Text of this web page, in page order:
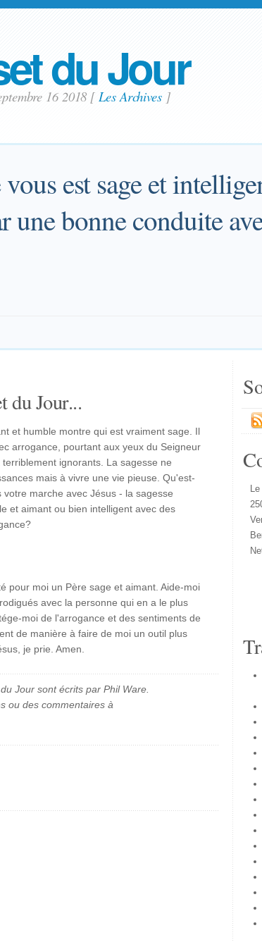
du Jour
16 2018 [Les Archives]
est sage et
une bonne conduite
du Jour...
et humble montre qui est vraiment sage. Il
arrogance, pourtant aux yeux du Seigneur
ignorants. La sagesse ne
mais à vivre une vie pieuse. Qu'est-
marche avec Jésus - la sagesse
et aimant ou bien intelligent avec des
pour moi un Père sage et aimant. Aide-moi
avec la personne qui en a le plus
moi de l'arrogance et des sentiments de
de manière à faire de moi un outil plus
je prie. Amen.
Jour sont écrits par Phil Ware.
ou des commentaires à